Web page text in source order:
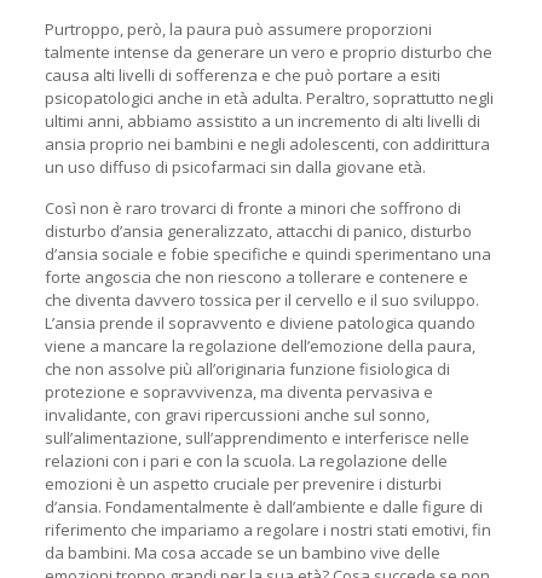
Purtroppo, però, la paura può assumere proporzioni
talmente intense da generare un vero e proprio disturbo che
causa alti livelli di sofferenza e che può portare a esiti
psicopatologici anche in età adulta. Peraltro, soprattutto negli
ultimi anni, abbiamo assistito a un incremento di alti livelli di
ansia proprio nei bambini e negli adolescenti, con addirittura
un uso diffuso di psicofarmaci sin dalla giovane età.
Così non è raro trovarci di fronte a minori che soffrono di
disturbo d’ansia generalizzato, attacchi di panico, disturbo
d’ansia sociale e fobie specifiche e quindi sperimentano una
forte angoscia che non riescono a tollerare e contenere e
che diventa davvero tossica per il cervello e il suo sviluppo.
L’ansia prende il sopravvento e diviene patologica quando
viene a mancare la regolazione dell’emozione della paura,
che non assolve più all’originaria funzione fisiologica di
protezione e sopravvivenza, ma diventa pervasiva e
invalidante, con gravi ripercussioni anche sul sonno,
sull’alimentazione, sull’apprendimento e interferisce nelle
relazioni con i pari e con la scuola. La regolazione delle
emozioni è un aspetto cruciale per prevenire i disturbi
d’ansia. Fondamentalmente è dall’ambiente e dalle figure di
riferimento che impariamo a regolare i nostri stati emotivi, fin
da bambini. Ma cosa accade se un bambino vive delle